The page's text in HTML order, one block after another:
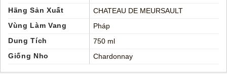
Hãng Sản Xuất
CHATEAU DE MEURSAULT
Vùng Làm Vang
Pháp
Dung Tích
750 ml
Giống Nho
Chardonnay